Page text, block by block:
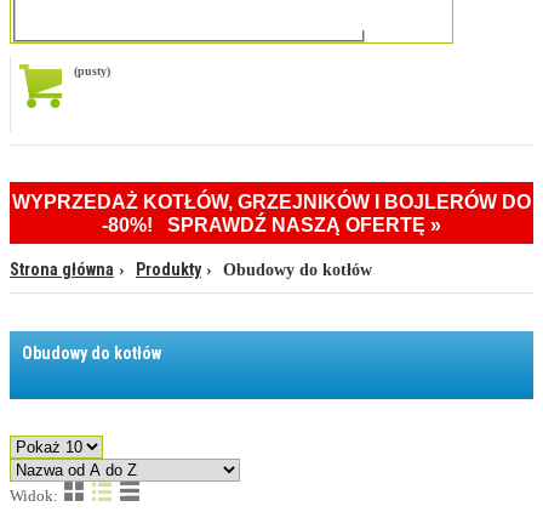
(pusty)
WYPRZEDAŻ KOTŁÓW, GRZEJNIKÓW I BOJLERÓW DO
-80%! SPRAWDŹ NASZĄ OFERTĘ »
Strona główna Produkty Obudowy do kotłów
Obudowy do kotłów
Widok: